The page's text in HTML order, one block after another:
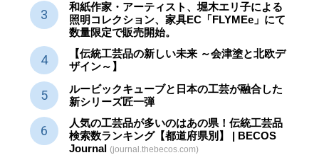
和紙作家・アーティスト、堀木エリ子による
照明コレクション、家具EC「FLYMEe」にて
数量限定で販売開始。
【伝統工芸品の新しい未来 ～会津塗と北欧デ
ザイン～】
ルービックキューブと日本の工芸が融合した
新シリーズ匠一弾
人気の工芸品が多いのはあの県！伝統工芸品
検索数ランキング【都道府県別】 | BECOS
Journal (journal.thebecos.com)